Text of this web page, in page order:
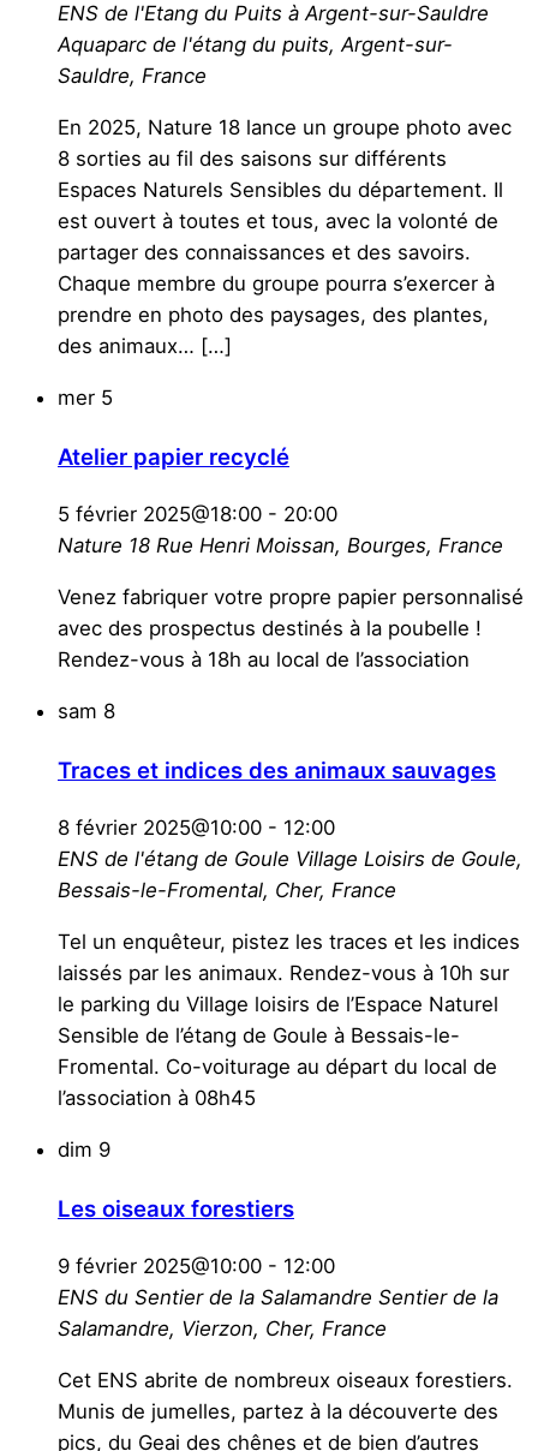
ENS de l'Etang du Puits à Argent-sur-Sauldre
Aquaparc de l'étang du puits, Argent-sur-
Sauldre, France
En 2025, Nature 18 lance un groupe photo avec
8 sorties au fil des saisons sur différents
Espaces Naturels Sensibles du département. Il
est ouvert à toutes et tous, avec la volonté de
partager des connaissances et des savoirs.
Chaque membre du groupe pourra s’exercer à
prendre en photo des paysages, des plantes,
des animaux… […]
mer 5
Atelier papier recyclé
5 février 2025@18:00 - 20:00
Nature 18 Rue Henri Moissan, Bourges, France
Venez fabriquer votre propre papier personnalisé
avec des prospectus destinés à la poubelle !
Rendez-vous à 18h au local de l’association
sam 8
Traces et indices des animaux sauvages
8 février 2025@10:00 - 12:00
ENS de l'étang de Goule Village Loisirs de Goule,
Bessais-le-Fromental, Cher, France
Tel un enquêteur, pistez les traces et les indices
laissés par les animaux. Rendez-vous à 10h sur
le parking du Village loisirs de l’Espace Naturel
Sensible de l’étang de Goule à Bessais-le-
Fromental. Co-voiturage au départ du local de
l’association à 08h45
dim 9
Les oiseaux forestiers
9 février 2025@10:00 - 12:00
ENS du Sentier de la Salamandre Sentier de la
Salamandre, Vierzon, Cher, France
Cet ENS abrite de nombreux oiseaux forestiers.
Munis de jumelles, partez à la découverte des
pics, du Geai des chênes et de bien d’autres